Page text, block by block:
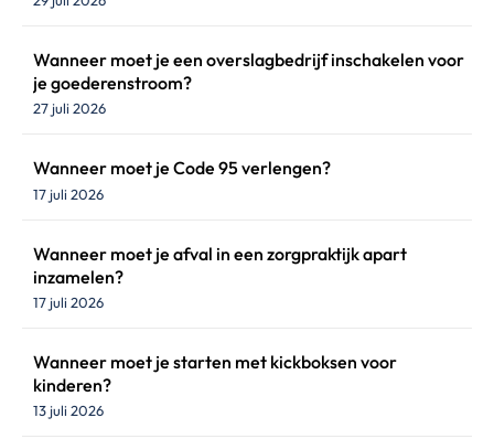
Wanneer moet je een overslagbedrijf inschakelen voor
je goederenstroom?
27 juli 2026
Wanneer moet je Code 95 verlengen?
17 juli 2026
Wanneer moet je afval in een zorgpraktijk apart
inzamelen?
17 juli 2026
Wanneer moet je starten met kickboksen voor
kinderen?
13 juli 2026